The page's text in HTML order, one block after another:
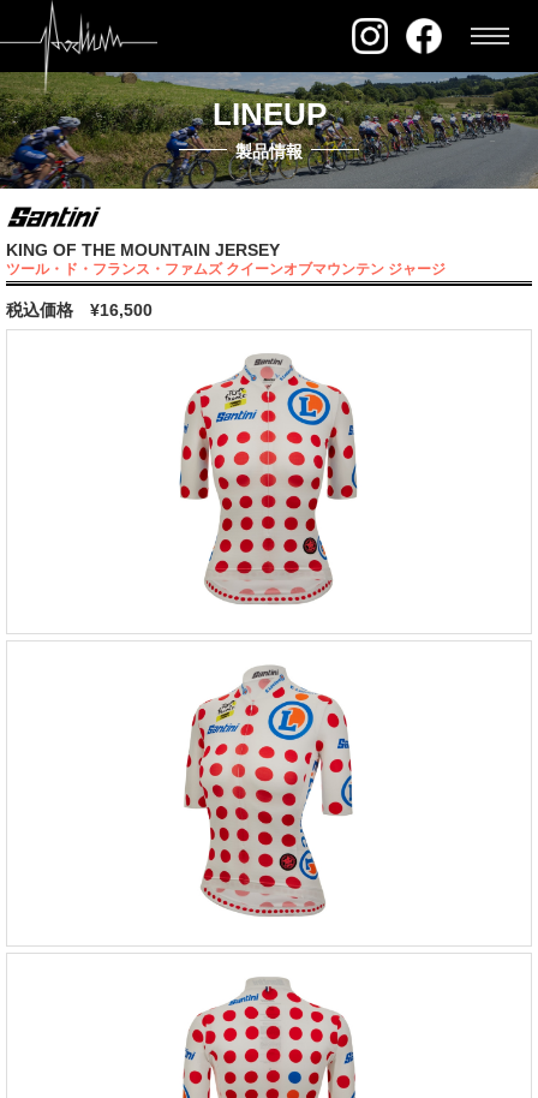
LINEUP
製品情報
KING OF THE MOUNTAIN JERSEY
ツール・ド・フランス・ファムズ クイーンオブマウンテン ジャージ
税込価格 ¥16,500